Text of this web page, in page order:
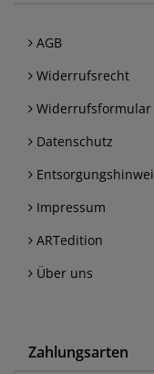
AGB
Widerrufsrecht
Widerrufsformular
Datenschutz
Impressum
ARTedition
Über uns
Zahlungsarten